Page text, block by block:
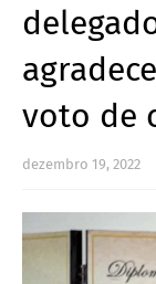
voto de
dezembro 19, 2022